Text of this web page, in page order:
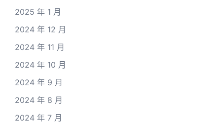
2025 年 1 月
2024 年 12 月
2024 年 11 月
2024 年 10 月
2024 年 9 月
2024 年 8 月
2024 年 7 月